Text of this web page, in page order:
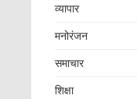
व्यापार
मनोरंजन
समाचार
शिक्षा